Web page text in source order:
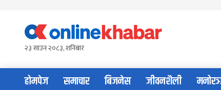
content२३ साउन २०८३, शनिबार
होमपेज समाचार बिजनेस जीवनशैली